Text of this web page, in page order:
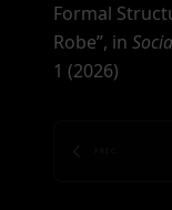
Formal
Robe”, in
1 (2026)